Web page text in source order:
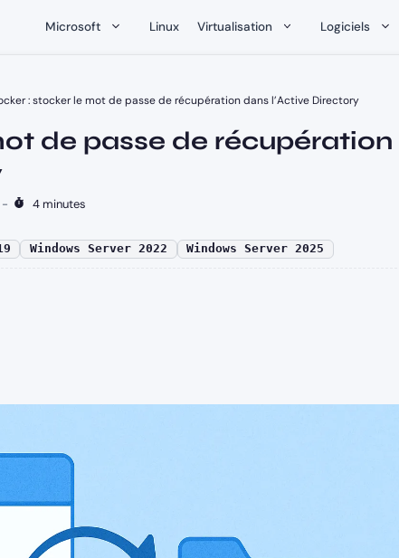
Microsoft Linux Virtualisation Logiciels
: stocker le mot de passe de récupération dans l’Active Directory
de passe de récupération
- 4 minutes
Windows Server 2022 Windows Server 2025